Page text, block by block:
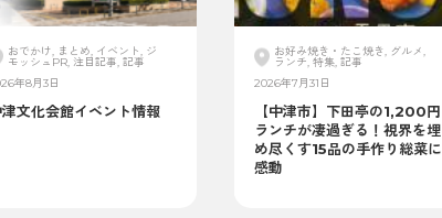
おでかけ, まとめ, イベント, ジ
モッシュPR, 注目記事, 記事
年8月3日
文化会館イベント情報
お好み焼き・たこ焼き, グルメ,
ランチ, 特集, 記事
2026年7月31日
【中津市】下田亭の1,200円
ランチが凄過ぎる！視界を埋
め尽くす15品の手作り総菜に
感動